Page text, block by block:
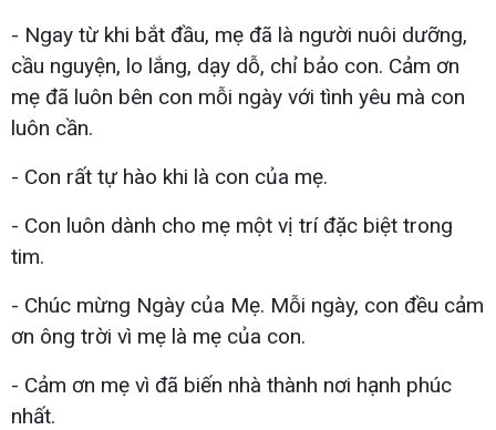
- Ngay từ khi bắt đầu, mẹ đã là người nuôi dưỡng,
cầu nguyện, lo lắng, dạy dỗ, chỉ bảo con. Cảm ơn
mẹ đã luôn bên con mỗi ngày với tình yêu mà con
luôn cần.
- Con rất tự hào khi là con của mẹ.
- Con luôn dành cho mẹ một vị trí đặc biệt trong
tim.
- Chúc mừng Ngày của Mẹ. Mỗi ngày, con đều cảm
ơn ông trời vì mẹ là mẹ của con.
- Cảm ơn mẹ vì đã biến nhà thành nơi hạnh phúc
nhất.